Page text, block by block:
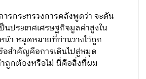
ารกระทรวงการคลังพูดว่า จะดัน
นประเทศเศรษฐกิจมูลค่าสูงใน
น้า หมุดหมายที่ท่านวางไว้ถูก
สำคัญคือการเดินไปสู่หมุด
ถูกต้องหรือไม่ นี่คือสิ่งที่ผม